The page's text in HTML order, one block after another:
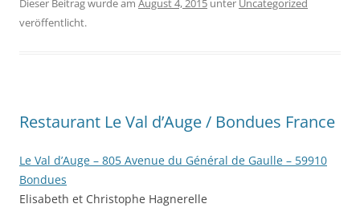
Dieser Beitrag wurde am August 4, 2015 unter Uncategorized
veröffentlicht.
Restaurant Le Val d’Auge / Bondues France
Le Val d’Auge – 805 Avenue du Général de Gaulle – 59910
Bondues
Elisabeth et Christophe Hagnerelle